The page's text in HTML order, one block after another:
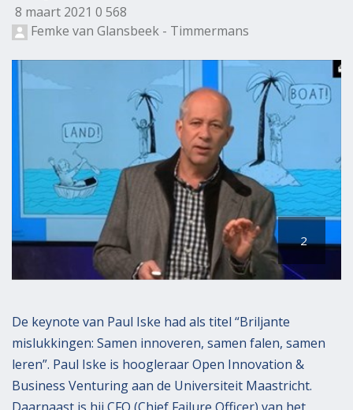
8 maart 2021 G
e
t
s
t
o
p
8
m
a
a
0
2
1
0 G
e
a
c
i
s
568
6
e
e
k
e
n
Femke van Glansbeek - Timmermans
2
De keynote van Paul Iske had als titel “Briljante
mislukkingen: Samen innoveren, samen falen, samen
leren”. Paul Iske is hoogleraar Open Innovation &
Business Venturing aan de Universiteit Maastricht.